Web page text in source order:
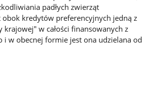
padłych zwierząt
obok kredytów preferencyjnych jedną z
w całości finansowanych z
i w obecnej formie jest ona udzielana od